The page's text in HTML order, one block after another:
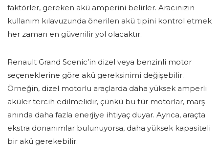
faktörler, gereken akü amperini belirler. Aracınızın
kullanım kılavuzunda önerilen akü tipini kontrol etmek
her zaman en güvenilir yol olacaktır.
Renault Grand Scenic’in dizel veya benzinli motor
seçeneklerine göre akü gereksinimi değişebilir.
Örneğin, dizel motorlu araçlarda daha yüksek amperli
aküler tercih edilmelidir, çünkü bu tür motorlar, marş
anında daha fazla enerjiye ihtiyaç duyar. Ayrıca, araçta
ekstra donanımlar bulunuyorsa, daha yüksek kapasiteli
bir akü gerekebilir.